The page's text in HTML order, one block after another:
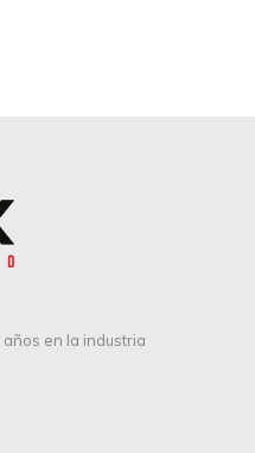
en la industria